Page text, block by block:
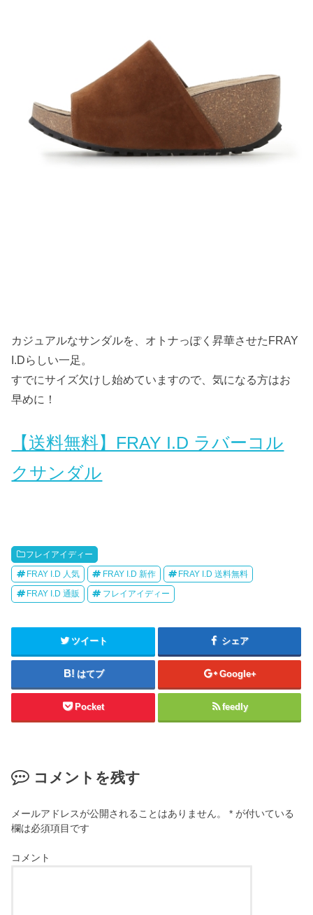
カジュアルなサンダルを、オトナっぽく昇華させたFRAY
I.Dらしい一足。
すでにサイズ欠けし始めていますので、気になる方はお
早めに！
【送料無料】FRAY I.D ラバーコル
クサンダル
フレイアイディー
FRAY I.D 人気 FRAY I.D 新作 FRAY I.D 送料無料
FRAY I.D 通販 フレイアイディー
ツイート シェア
はてブ Google+
Pocket feedly
コメントを残す
メールアドレスが公開されることはありません。 * が付いている
欄は必須項目です
コメント